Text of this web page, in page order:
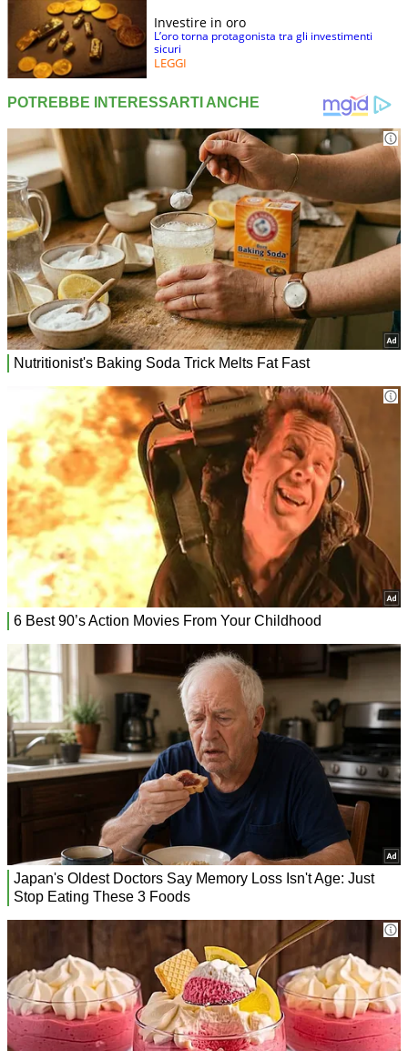
Investire in oro
L’oro torna protagonista tra gli investimenti
sicuri
LEGGI